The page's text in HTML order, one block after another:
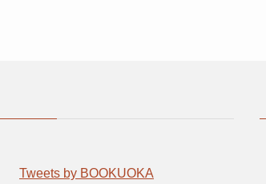
Tweets by BOOKUOKA